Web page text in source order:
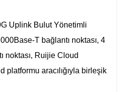
Uplink Bulut Yönetimli
T bağlantı noktası, 4
noktası, Ruijie Cloud
platformu aracılığıyla birleşik